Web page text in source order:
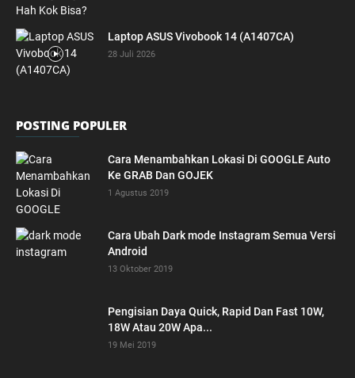
Laptop ASUS Vivobook 14 (A1407CA)
28 Juli 2026
POSTING POPULER
Cara Menambahkan Lokasi Di GOOGLE Auto
Ke GRAB Dan GOJEK
1 Agustus 2019
Cara Ubah Dark mode Instagram Semua Versi
Android
13 Oktober 2019
Pengisian Daya Quick, Rapid Dan Fast 10W,
18W Atau 20W Apa...
19 Mei 2019